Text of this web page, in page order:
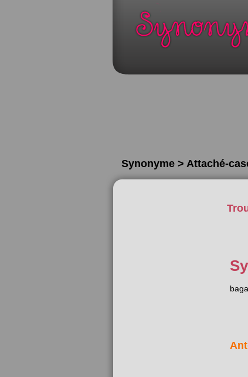
Synonyme > Attaché-